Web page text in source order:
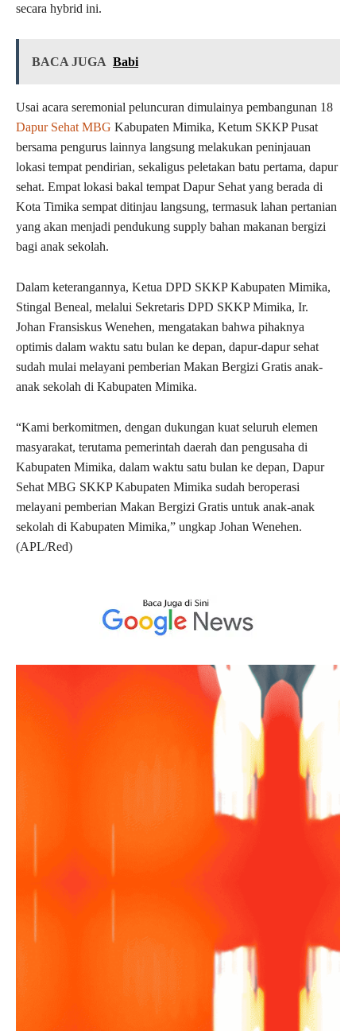
secara hybrid ini.
BACA JUGA Babi
Usai acara seremonial peluncuran dimulainya pembangunan 18
Dapur Sehat MBG Kabupaten Mimika, Ketum SKKP Pusat
bersama pengurus lainnya langsung melakukan peninjauan
lokasi tempat pendirian, sekaligus peletakan batu pertama, dapur
sehat. Empat lokasi bakal tempat Dapur Sehat yang berada di
Kota Timika sempat ditinjau langsung, termasuk lahan pertanian
yang akan menjadi pendukung supply bahan makanan bergizi
bagi anak sekolah.
Dalam keterangannya, Ketua DPD SKKP Kabupaten Mimika,
Stingal Beneal, melalui Sekretaris DPD SKKP Mimika, Ir.
Johan Fransiskus Wenehen, mengatakan bahwa pihaknya
optimis dalam waktu satu bulan ke depan, dapur-dapur sehat
sudah mulai melayani pemberian Makan Bergizi Gratis anak-
anak sekolah di Kabupaten Mimika.
“Kami berkomitmen, dengan dukungan kuat seluruh elemen
masyarakat, terutama pemerintah daerah dan pengusaha di
Kabupaten Mimika, dalam waktu satu bulan ke depan, Dapur
Sehat MBG SKKP Kabupaten Mimika sudah beroperasi
melayani pemberian Makan Bergizi Gratis untuk anak-anak
sekolah di Kabupaten Mimika,” ungkap Johan Wenehen.
(APL/Red)